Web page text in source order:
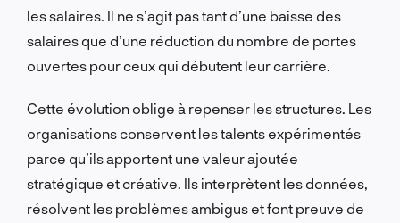
les salaires. Il ne s’agit pas tant d’une baisse des
salaires que d’une réduction du nombre de portes
ouvertes pour ceux qui débutent leur carrière.
Cette évolution oblige à repenser les structures. Les
organisations conservent les talents expérimentés
parce qu’ils apportent une valeur ajoutée
stratégique et créative. Ils interprètent les données,
résolvent les problèmes ambigus et font preuve de